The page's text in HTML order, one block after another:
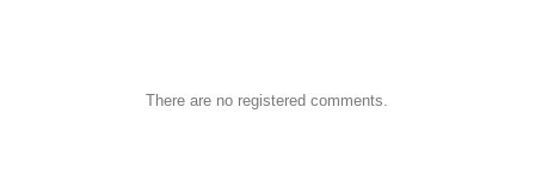
There are no registered comments.